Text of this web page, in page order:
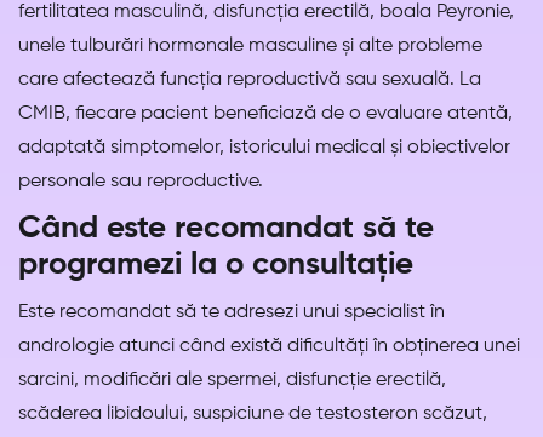
fertilitatea masculină, disfuncția erectilă, boala Peyronie,
unele tulburări hormonale masculine și alte probleme
care afectează funcția reproductivă sau sexuală. La
CMIB, fiecare pacient beneficiază de o evaluare atentă,
adaptată simptomelor, istoricului medical și obiectivelor
personale sau reproductive.
Când este recomandat să te
programezi la o consultație
Este recomandat să te adresezi unui specialist în
andrologie atunci când există dificultăți în obținerea unei
sarcini, modificări ale spermei, disfuncție erectilă,
scăderea libidoului, suspiciune de testosteron scăzut,